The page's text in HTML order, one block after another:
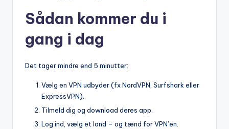
Sådan kommer du i
gang i dag
Det tager mindre end 5 minutter:
Vælg en VPN udbyder (fx NordVPN, Surfshark eller
ExpressVPN).
Tilmeld dig og download deres app.
Log ind, vælg et land – og tænd for VPN’en.